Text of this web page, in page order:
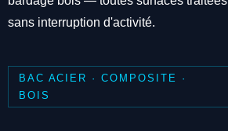
sans interruption d'activité.
BAC ACIER · COMPOSITE ·
BOIS